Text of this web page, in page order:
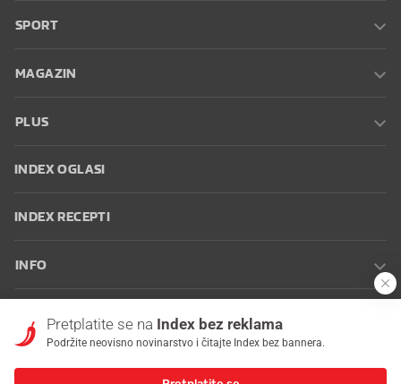
SPORT
MAGAZIN
PLUS
INDEX OGLASI
INDEX RECEPTI
INFO
korištenja
Postavke kolačića
Pretplatite se na Index bez reklama
Podržite neovisno novinarstvo i čitajte Index bez bannera.